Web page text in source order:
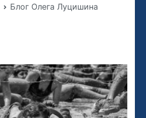
Блог Олега Луцишина